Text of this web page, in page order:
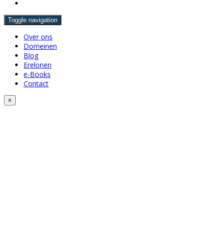
Toggle navigation
Over ons
Domeinen
Blog
Erelonen
e-Books
Contact
×